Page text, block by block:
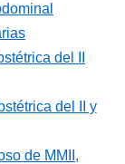
del II
del II y
de MMII,